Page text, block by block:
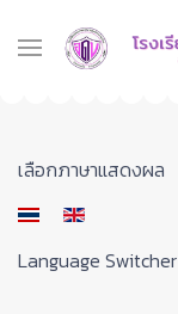
เลือกภาษาของคุณ
เลือกภาษาแสดงผล
Language Switcher